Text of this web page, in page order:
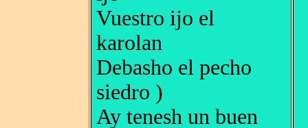
Vuestro ijo el
karolan
Debasho el pecho
siedro )
Ay tenesh un buen